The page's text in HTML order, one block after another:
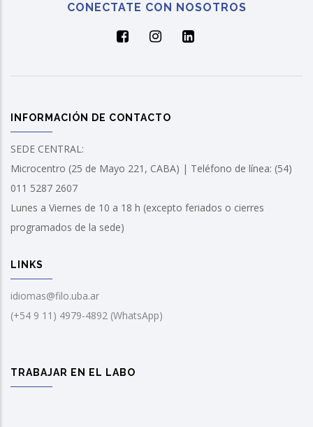
CONECTATE CON NOSOTROS
INFORMACIÓN DE CONTACTO
SEDE CENTRAL:
Microcentro (25 de Mayo 221, CABA) | Teléfono de línea: (54)
011 5287 2607
Lunes a Viernes de 10 a 18 h (excepto feriados o cierres
programados de la sede)
LINKS
idiomas@filo.uba.ar
(+54 9 11) 4979-4892 (WhatsApp)
TRABAJAR EN EL LABO